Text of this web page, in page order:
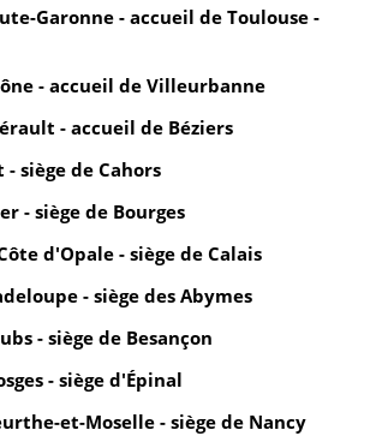
Garonne - accueil de Toulouse -
- accueil de Villeurbanne
- accueil de Béziers
- siège de Cahors
- siège de Bourges
d'Opale - siège de Calais
- siège des Abymes
- siège de Besançon
- siège d'Épinal
et-Moselle - siège de Nancy